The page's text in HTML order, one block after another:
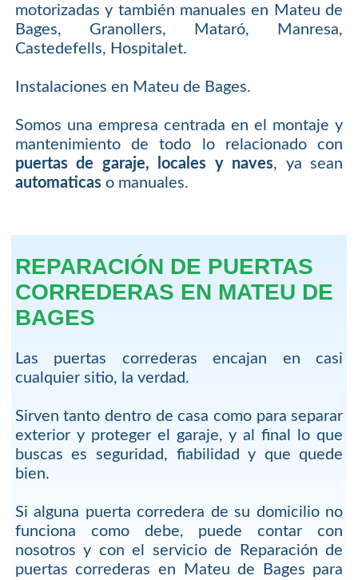
motorizadas y también manuales en Mateu de
Bages, Granollers, Mataró, Manresa,
Castedefells, Hospitalet.
Instalaciones en Mateu de Bages.
Somos una empresa centrada en el montaje y
mantenimiento de todo lo relacionado con
puertas de garaje, locales y naves, ya sean
automaticaso manuales.
REPARACIÓN DE PUERTAS
CORREDERAS EN MATEU DE
BAGES
Las puertas correderas encajan en casi
cualquier sitio, la verdad.
Sirven tanto dentro de casa como para separar
exterior y proteger el garaje, y al final lo que
buscas es seguridad, fiabilidad y que quede
bien.
Si alguna puerta corredera de su domicilio no
funciona como debe, puede contar con
nosotros y con el servicio de Reparación de
puertas correderas en Mateu de Bages para